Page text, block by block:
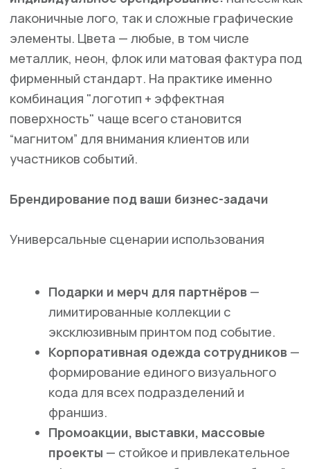
подготовка. Изображение наносится плотно,
долговечно, а если потребуется — легко
масштабировать тираж.
Простота заказа
и гарантии для бизнеса
Помощь в подготовке макета,
консультация по выбору материалов и
эффектов.
Отчётность и контроль качества на